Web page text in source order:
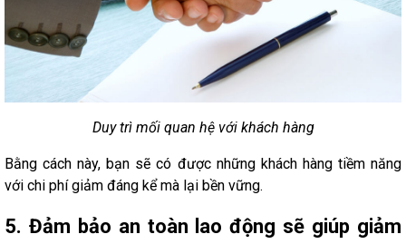
Duy trì mối quan hệ với khách hàng
Bằng cách này, bạn sẽ có được những khách hàng tiềm năng
với chi phí giảm đáng kể mà lại bền vững.
5. Đảm bảo an toàn lao động sẽ giúp giảm